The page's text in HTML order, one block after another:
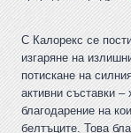
С Калорекс се
изгаряне на
потискане на
активни съставки –
благодарение на
белтъците. Това